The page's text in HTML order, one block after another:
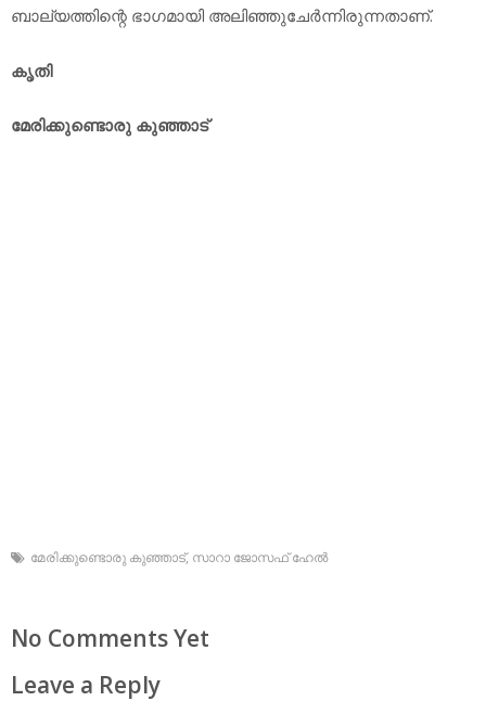
ബാല്യത്തിന്റെ ഭാഗമായി അലിഞ്ഞുചേര്‍ന്നിരുന്നതാണ്.
കൃതി
മേരിക്കുണ്ടൊരു കുഞ്ഞാട്‌
മേരിക്കുണ്ടൊരു കുഞ്ഞാട്‌, സാറാ ജോസഫ് ഹേല്‍
No Comments Yet
Leave a Reply